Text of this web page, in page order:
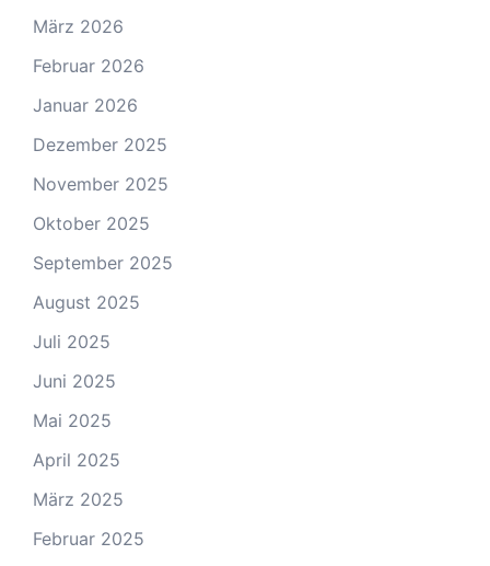
März 2026
Februar 2026
Januar 2026
Dezember 2025
November 2025
Oktober 2025
September 2025
August 2025
Juli 2025
Juni 2025
Mai 2025
April 2025
März 2025
Februar 2025